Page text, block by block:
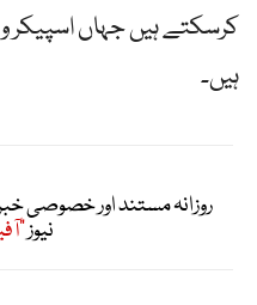
کرسکتے ہیں جہاں اسپیکر
ہیں۔
روزانہ مستند اور خصوصی
نیوز